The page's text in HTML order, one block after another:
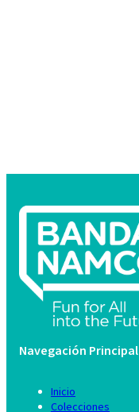
Navegación Principal
Inicio
Colecciones